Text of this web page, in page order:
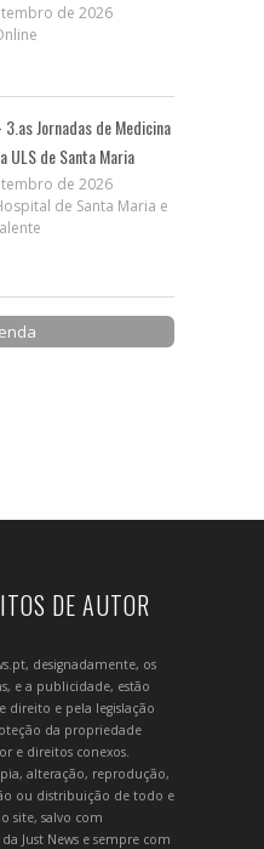
de 2026
3.as Jornadas de Medicina
ULS de Santa Maria
de 2026
de Santa Maria e
DE AUTOR
designadamente, os
e a publicidade, estão
direito e pela legislação
da propriedade
e direitos conexos.
alteração, reprodução,
ou distribuição de todo e
site, salvo com
Just News e sempre com